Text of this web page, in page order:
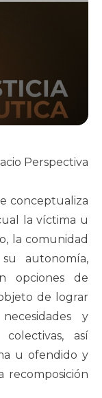
Perspectiva
conceptualiza
la víctima u
la comunidad
autonomía,
opciones de
de lograr
y
colectivas, así
u ofendido y